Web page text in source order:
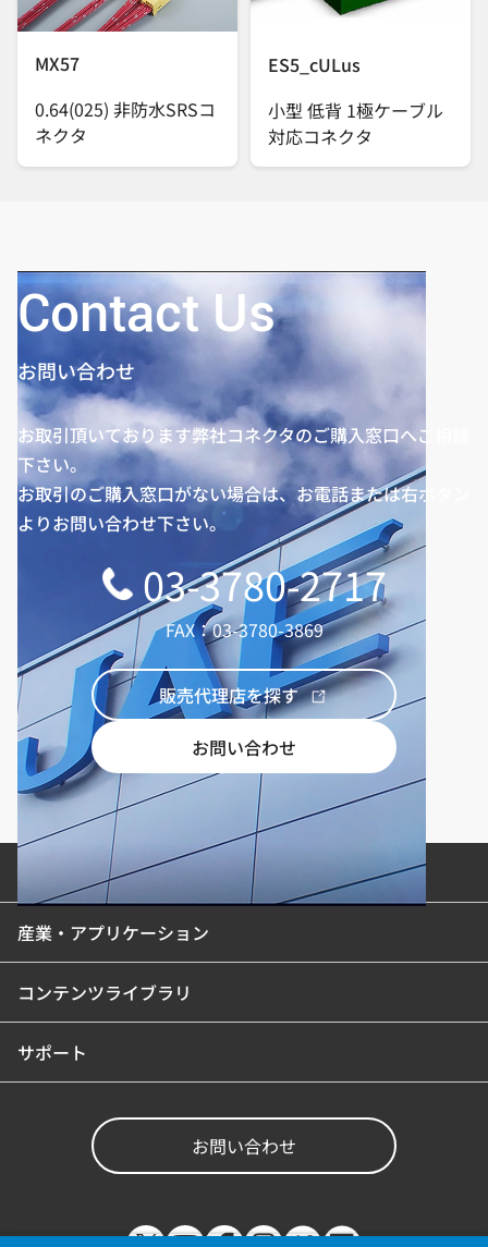
MX57
0.64(025) 非防水SRSコ
ネクタ
ES5_cULus
小型 低背 1極ケーブル
対応コネクタ
Contact Us
お問い合わせ
お取引頂いております弊社コネクタのご購入窓口へご相談
下さい。
お取引のご購入窓口がない場合は、お電話または右ボタン
よりお問い合わせ下さい。
03-3780-2717
FAX：03-3780-3869
販売代理店を探す
お問い合わせ
製品カテゴリ
産業・アプリケーション
コンテンツライブラリ
サポート
お問い合わせ